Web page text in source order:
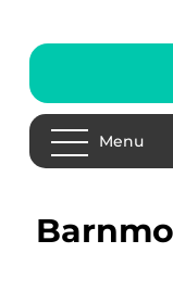
Menu
barnmorskemottagning